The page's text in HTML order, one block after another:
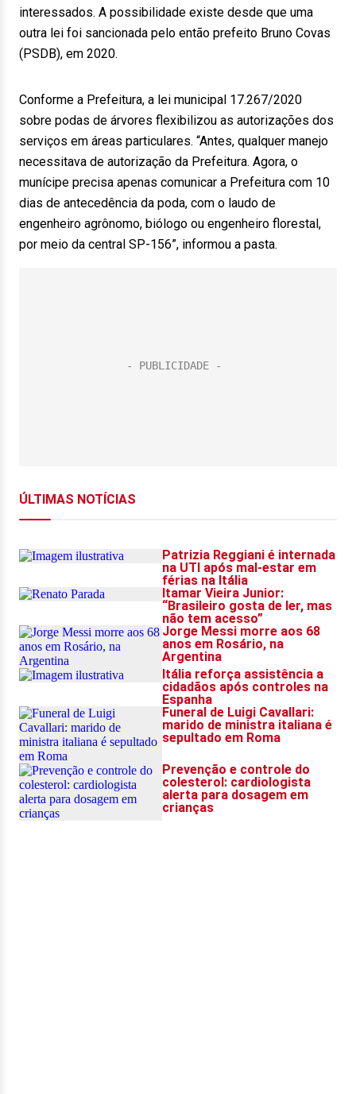
interessados. A possibilidade existe desde que uma
outra lei foi sancionada pelo então prefeito Bruno Covas
(PSDB), em 2020.
Conforme a Prefeitura, a lei municipal 17.267/2020
sobre podas de árvores flexibilizou as autorizações dos
serviços em áreas particulares. “Antes, qualquer manejo
necessitava de autorização da Prefeitura. Agora, o
munícipe precisa apenas comunicar a Prefeitura com 10
dias de antecedência da poda, com o laudo de
engenheiro agrônomo, biólogo ou engenheiro florestal,
por meio da central SP-156”, informou a pasta.